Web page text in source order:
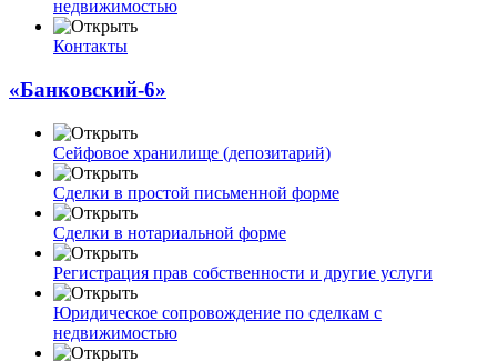
недвижимостью
Контакты
«Банковский-6»
Сейфовое хранилище (депозитарий)
Сделки в простой письменной форме
Сделки в нотариальной форме
Регистрация прав собственности и другие услуги
Юридическое сопровождение по сделкам с
недвижимостью